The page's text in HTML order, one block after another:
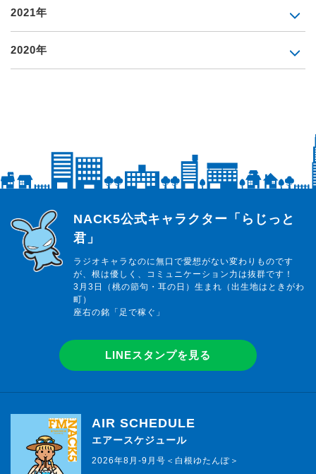
2021年
2020年
らじっと君
NACK5公式キャラクター「らじっと
君」
ラジオキャラなのに無口で愛想がない変わりものです
が、根は優しく、コミュニケーション力は抜群です！
3月3日（桃の節句・耳の日）生まれ（出生地はときがわ
町）
座右の銘「足で稼ぐ」
LINEスタンプを見る
AIR SCHEDULE
エアースケジュール
2026年8月-9月号＜白根ゆたんぽ＞